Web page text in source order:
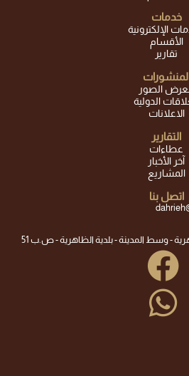
خدمات
الإلكترونية
الأقسام
تقارير
الصور
الدولية
الاعلانات
التقارير
عطاءات
آخر الأخبار
المشاريع
اتصل بنا
- وسط المدينة - بلدية الظاهرية - ص.ب 51